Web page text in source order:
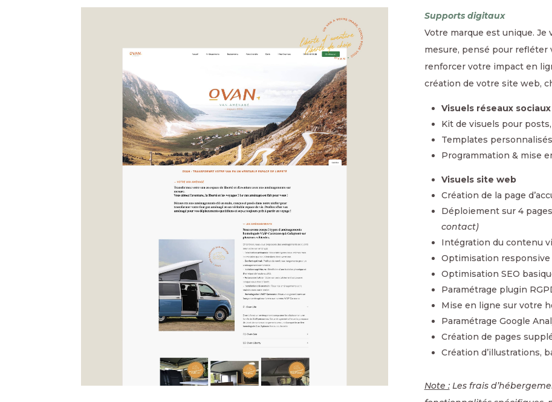
Supports digitaux
Votre marque est unique.
mesure, pensé pour
renforcer votre impact en
création de votre site web,
Visuels réseaux sociaux
Kit de visuels pour
Templates personnalisés
Programmation & mise
Visuels site web
Création de la page
Déploiement sur 4
contact)
Intégration du contenu
Optimisation
Optimisation SEO
Paramétrage plugin
Mise en ligne sur votre
Paramétrage Google
Création de pages
Création d’illustrations,
Note :Les frais